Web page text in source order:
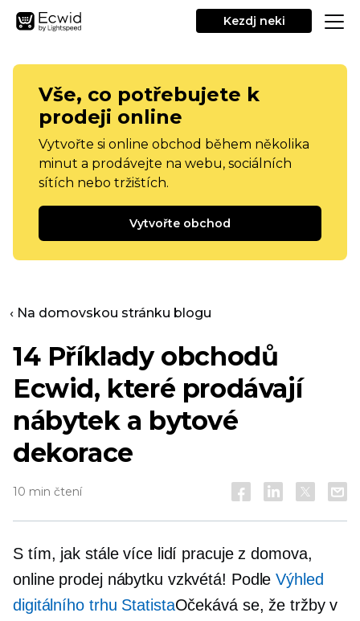
Kezdj neki
Vše, co potřebujete k
prodeji online
Vytvořte si online obchod během několika
minut a prodávejte na webu, sociálních
sítích nebo tržištích.
Vytvořte obchod
‹ Na domovskou stránku blogu
14 Příklady obchodů
Ecwid, které prodávají
nábytek a bytové
dekorace
10 min čtení
S tím, jak stále více lidí pracuje z domova,
online prodej nábytku vzkvétá! PodleVýhled
digitálního trhu StatistaOčekává se, že tržby v